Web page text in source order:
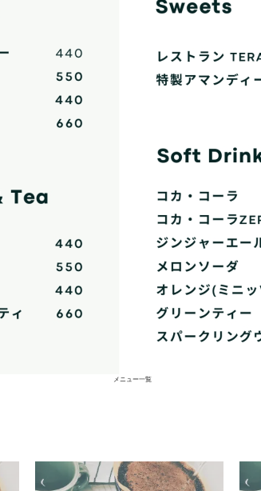
メニュー一覧